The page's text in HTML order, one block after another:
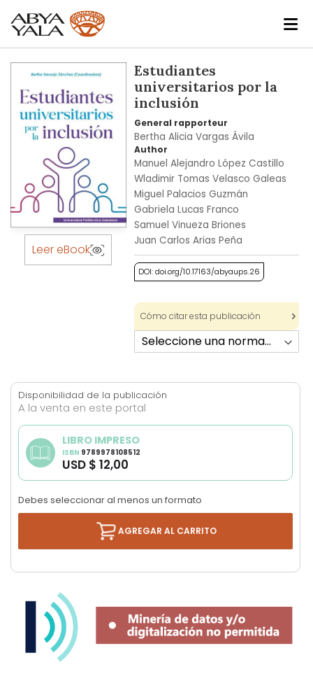
Skip
the
end
images
gallery
Skip
the
Leer eBook
Estudiantes
universitarios por la
inclusión
General rapporteur
Bertha Alicia Vargas Ávila
Author
Manuel Alejandro López Castillo
Wladimir Tomas Velasco Galeas
Miguel Palacios Guzmán
Gabriela Lucas Franco
Samuel Vinueza Briones
Juan Carlos Arias Peña
DOI: doi.org/10.17163/abyaups.26
Cómo citar esta publicación
Disponibilidad de la publicación
A la venta en este portal
LIBRO IMPRESO
ISBN 9789978108512
USD $ 12,00
Debes seleccionar al menos un formato
AGREGAR AL CARRITO